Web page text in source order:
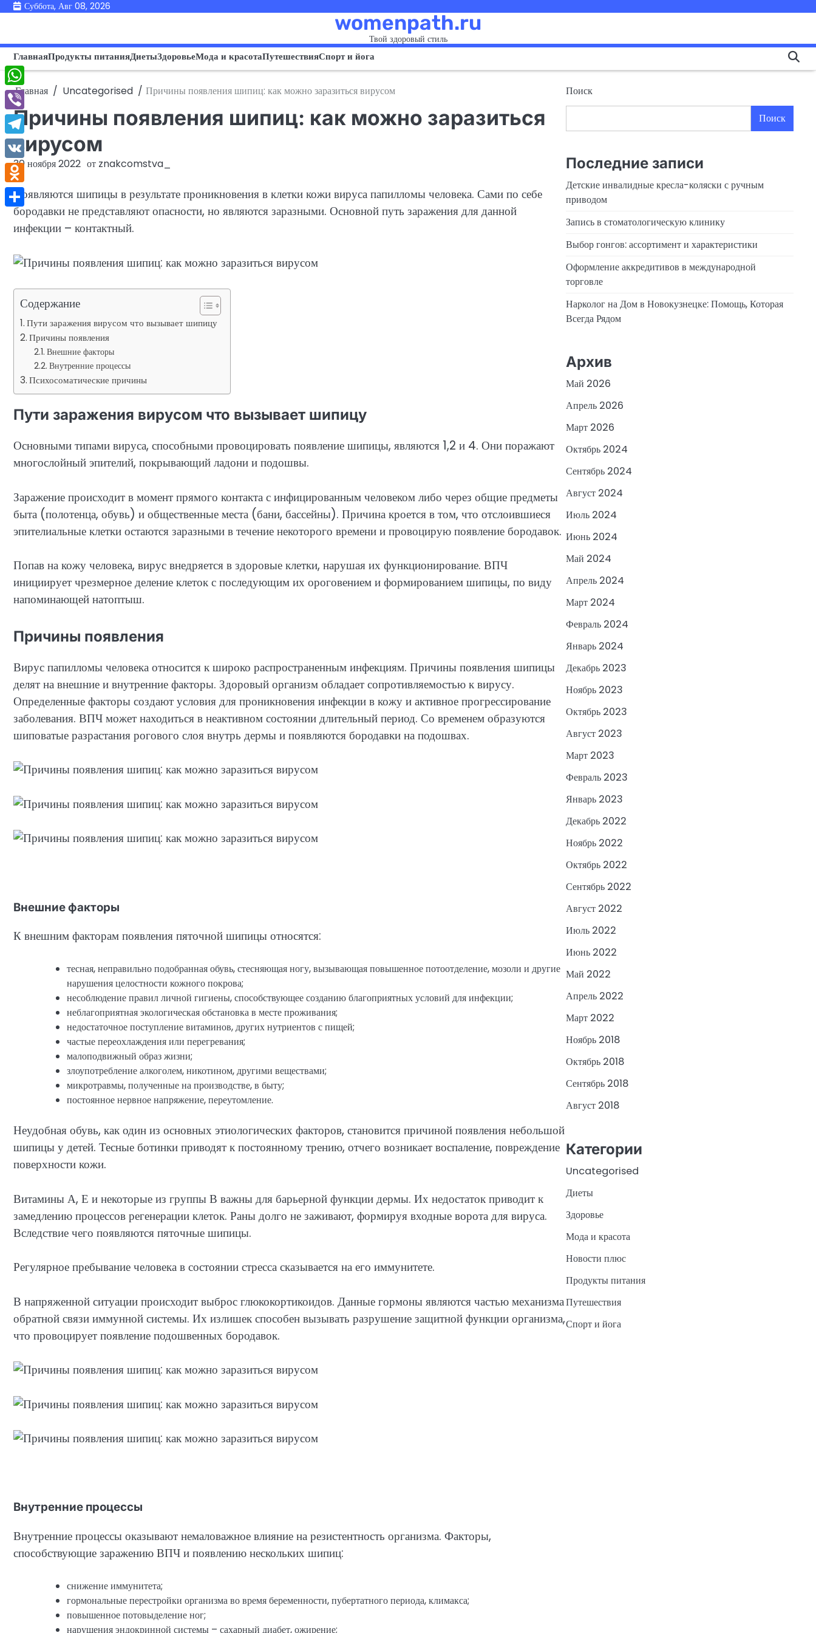
ПерейтиСуббота, Авг 08, 2026
womenpath.ru
Твой здоровый стиль
ГлавнаяПродукты питанияДиетыЗдоровьеМода и красотаПутешествияСпорт и йога
Главная Uncategorised Причины появления шипиц: как можно заразиться вирусом
Причины появления шипиц: как можно заразиться
вирусом
30 ноября 2022 от znakcomstva_
Появляются шипицы в результате проникновения в клетки кожи вируса папилломы человека. Сами по себе
бородавки не представляют опасности, но являются заразными. Основной путь заражения для данной
инфекции – контактный.
Содержание
Пути заражения вирусом что вызывает шипицу
Причины появления
Внешние факторы
Внутренние процессы
Психосоматические причины
Пути заражения вирусом что вызывает шипицу
Основными типами вируса, способными провоцировать появление шипицы, являются 1,2 и 4. Они поражают
многослойный эпителий, покрывающий ладони и подошвы.
Заражение происходит в момент прямого контакта с инфицированным человеком либо через общие предметы
быта (полотенца, обувь) и общественные места (бани, бассейны). Причина кроется в том, что отслоившиеся
эпителиальные клетки остаются заразными в течение некоторого времени и провоцирую появление бородавок.
Попав на кожу человека, вирус внедряется в здоровые клетки, нарушая их функционирование. ВПЧ
инициирует чрезмерное деление клеток с последующим их ороговением и формированием шипицы, по виду
напоминающей натоптыш.
Причины появления
Вирус папилломы человека относится к широко распространенным инфекциям. Причины появления шипицы
делят на внешние и внутренние факторы. Здоровый организм обладает сопротивляемостью к вирусу.
Определенные факторы создают условия для проникновения инфекции в кожу и активное прогрессирование
заболевания. ВПЧ может находиться в неактивном состоянии длительный период. Со временем образуются
шиповатые разрастания рогового слоя внутрь дермы и появляются бородавки на подошвах.
Внешние факторы
К внешним факторам появления пяточной шипицы относятся:
тесная, неправильно подобранная обувь, стесняющая ногу, вызывающая повышенное потоотделение, мозоли и другие
нарушения целостности кожного покрова;
несоблюдение правил личной гигиены, способствующее созданию благоприятных условий для инфекции;
неблагоприятная экологическая обстановка в месте проживания;
недостаточное поступление витаминов, других нутриентов с пищей;
частые переохлаждения или перегревания;
малоподвижный образ жизни;
злоупотребление алкоголем, никотином, другими веществами;
микротравмы, полученные на производстве, в быту;
постоянное нервное напряжение, переутомление.
Неудобная обувь, как один из основных этиологических факторов, становится причиной появления небольшой
шипицы у детей. Тесные ботинки приводят к постоянному трению, отчего возникает воспаление, повреждение
поверхности кожи.
Витамины А, Е и некоторые из группы В важны для барьерной функции дермы. Их недостаток приводит к
замедлению процессов регенерации клеток. Раны долго не заживают, формируя входные ворота для вируса.
Вследствие чего появляются пяточные шипицы.
Регулярное пребывание человека в состоянии стресса сказывается на его иммунитете.
В напряженной ситуации происходит выброс глюкокортикоидов. Данные гормоны являются частью механизма
обратной связи иммунной системы. Их излишек способен вызывать разрушение защитной функции организма,
что провоцирует появление подошвенных бородавок.
Внутренние процессы
Внутренние процессы оказывают немаловажное влияние на резистентность организма. Факторы,
способствующие заражению ВПЧ и появлению нескольких шипиц:
снижение иммунитета;
гормональные перестройки организма во время беременности, пубертатного периода, климакса;
повышенное потовыделение ног;
нарушения эндокринной системы – сахарный диабет, ожирение;
Поиск
Поиск
Последние записи
Детские инвалидные кресла-коляски с ручным
приводом
Запись в стоматологическую клинику
Выбор гонгов: ассортимент и характеристики
Оформление аккредитивов в международной
торговле
Нарколог на Дом в Новокузнецке: Помощь, Которая
Всегда Рядом
Архив
Май 2026
Апрель 2026
Март 2026
Октябрь 2024
Сентябрь 2024
Август 2024
Июль 2024
Июнь 2024
Май 2024
Апрель 2024
Март 2024
Февраль 2024
Январь 2024
Декабрь 2023
Ноябрь 2023
Октябрь 2023
Август 2023
Март 2023
Февраль 2023
Январь 2023
Декабрь 2022
Ноябрь 2022
Октябрь 2022
Сентябрь 2022
Август 2022
Июль 2022
Июнь 2022
Май 2022
Апрель 2022
Март 2022
Ноябрь 2018
Октябрь 2018
Сентябрь 2018
Август 2018
Категории
Uncategorised
Диеты
Здоровье
Мода и красота
Новости плюс
Продукты питания
Путешествия
Спорт и йога
WhatsApp
Viber
Telegram
VK
Odnoklassniki
Отправить